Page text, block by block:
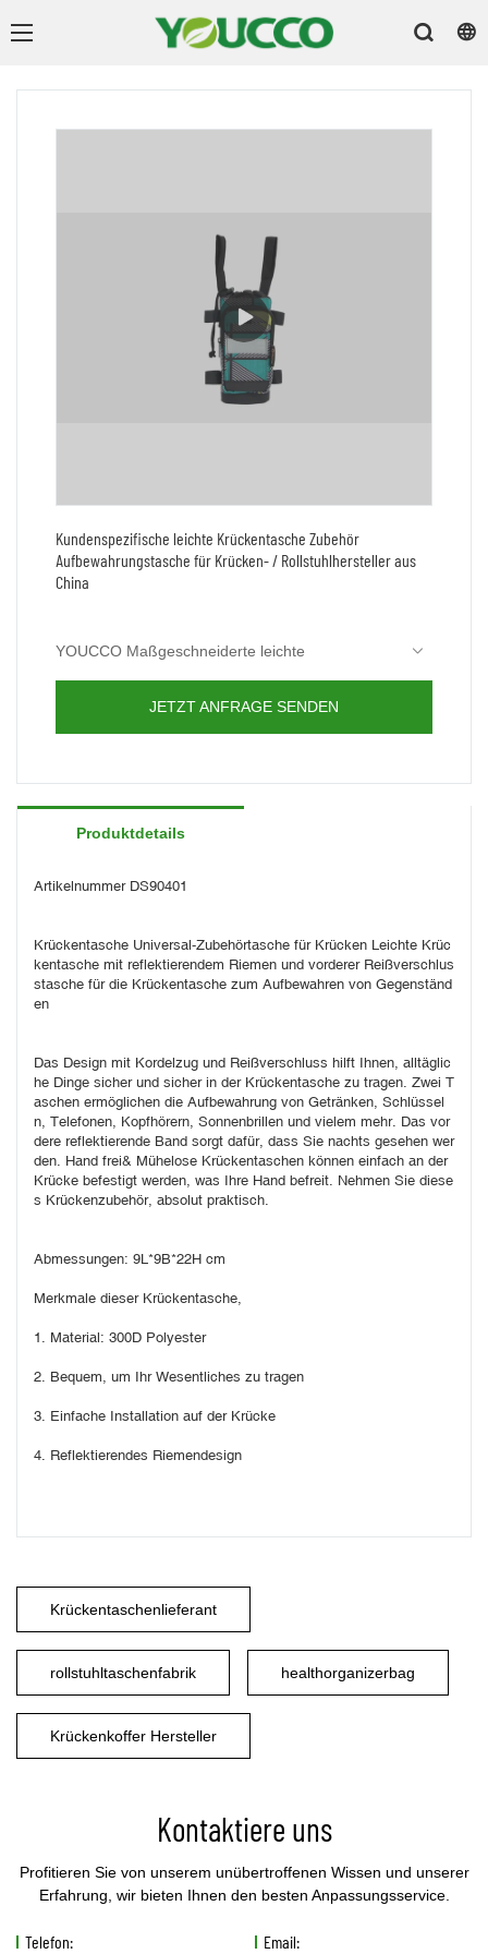
Kundenspezifische leichte Krückentasche Zubehör
Aufbewahrungstasche für Krücken- / Rollstuhlhersteller aus
China
YOUCCO Maßgeschneiderte leichte
für Krücken- / Rollstuhlhersteller aus China, toller
Diese Aufbewahrungstasche für Krückenzubehör
Polyestermaterial ist für universelle Anwendungen
geeignet.
JETZT ANFRAGE SENDEN
Produktdetails
Artikelnummer DS90401
Krückentasche Universal-Zubehörtasche für Krücken Leichte Krüc
kentasche mit reflektierendem Riemen und vorderer Reißverschlus
stasche für die Krückentasche zum Aufbewahren von Gegenständ
en
Das Design mit Kordelzug und Reißverschluss hilft Ihnen, alltäglic
he Dinge sicher und sicher in der Krückentasche zu tragen. Zwei T
aschen ermöglichen die Aufbewahrung von Getränken, Schlüssel
n, Telefonen, Kopfhörern, Sonnenbrillen und vielem mehr. Das vor
dere reflektierende Band sorgt dafür, dass Sie nachts gesehen wer
den. Hand frei& Mühelose Krückentaschen können einfach an der
Krücke befestigt werden, was Ihre Hand befreit. Nehmen Sie diese
s Krückenzubehör, absolut praktisch.
Abmessungen: 9L*9B*22H cm
Merkmale dieser Krückentasche,
1. Material: 300D Polyester
2. Bequem, um Ihr Wesentliches zu tragen
3. Einfache Installation auf der Krücke
4. Reflektierendes Riemendesign
Krückentaschenlieferant
rollstuhltaschenfabrik healthorganizerbag
Krückenkoffer Hersteller
Kontaktiere uns
Profitieren Sie von unserem unübertroffenen Wissen und unserer
Erfahrung, wir bieten Ihnen den besten Anpassungsservice.
Telefon: Email: